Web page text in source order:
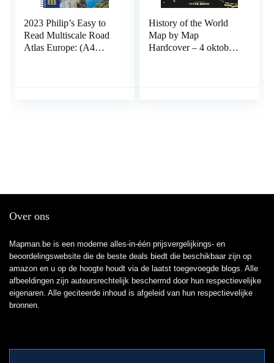
2023 Philip’s Easy to
Read Multiscale Road
Atlas Europe: (A4
History of the World
Map by Map
Hardcover – 4 oktober
Over ons
Mapman.be is een moderne alles-in-één prijsvergelijkings- en
beoordelingswebsite die de beste deals biedt die beschikbaar zijn op
amazon en u op de hoogte houdt via de laatst toegevoegde blogs. Alle
afbeeldingen zijn auteursrechtelijk beschermd door hun respectievelijke
eigenaren. Alle geciteerde inhoud is afgeleid van hun respectievelijke
bronnen.